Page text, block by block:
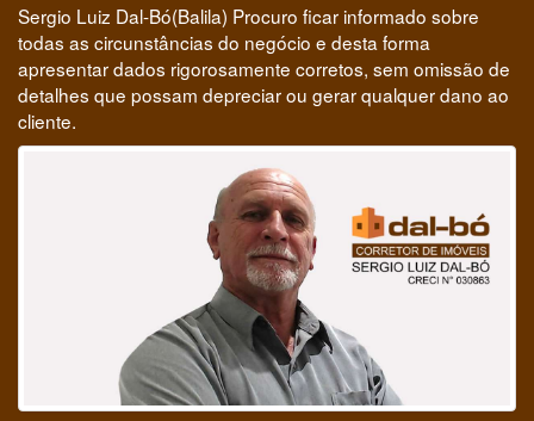
Sergio Luiz Dal-Bó(Balila) Procuro ficar informado sobre
todas as circunstâncias do negócio e desta forma
apresentar dados rigorosamente corretos, sem omissão de
detalhes que possam depreciar ou gerar qualquer dano ao
cliente.